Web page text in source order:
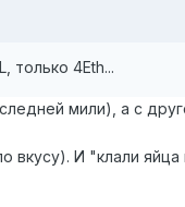
только 4Eth...
мили), а с
И "клали яйца